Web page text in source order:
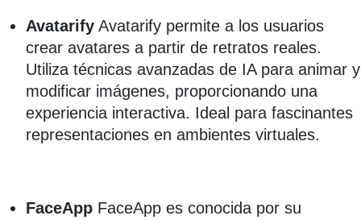
Avatarify Avatarify permite a los usuarios
crear avatares a partir de retratos reales.
Utiliza técnicas avanzadas de IA para animar y
modificar imágenes, proporcionando una
experiencia interactiva. Ideal para fascinantes
representaciones en ambientes virtuales.
FaceApp FaceApp es conocida por su